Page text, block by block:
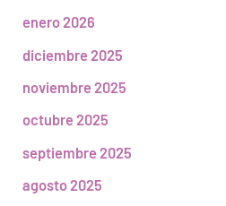
enero 2026
diciembre 2025
noviembre 2025
octubre 2025
septiembre 2025
agosto 2025